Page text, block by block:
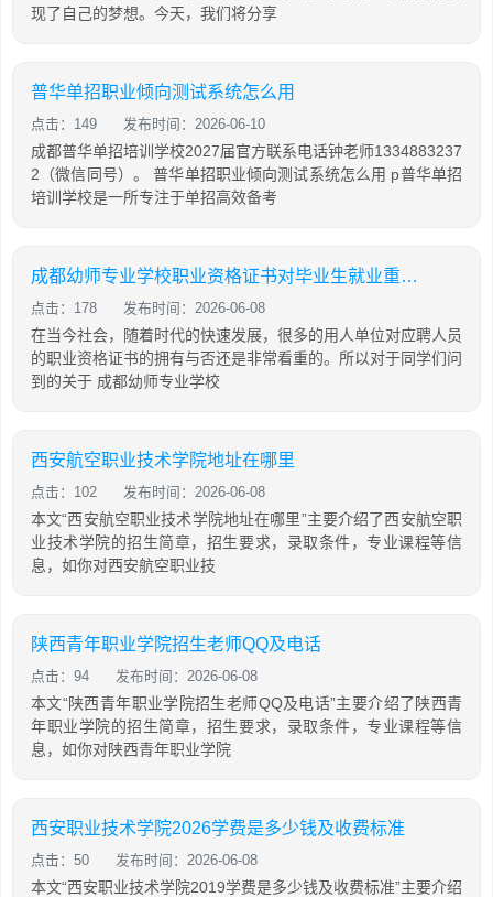
现了自己的梦想。今天，我们将分享
普华单招职业倾向测试系统怎么用
点击：149 发布时间：2026-06-10
成都普华单招培训学校2027届官方联系电话钟老师1334883237
2（微信同号）。 普华单招职业倾向测试系统怎么用 p普华单招
培训学校是一所专注于单招高效备考
成都幼师专业学校职业资格证书对毕业生就业重要吗
点击：178 发布时间：2026-06-08
在当今社会，随着时代的快速发展，很多的用人单位对应聘人员
的职业资格证书的拥有与否还是非常看重的。所以对于同学们问
到的关于 成都幼师专业学校
西安航空职业技术学院地址在哪里
点击：102 发布时间：2026-06-08
本文“西安航空职业技术学院地址在哪里”主要介绍了西安航空职
业技术学院的招生简章，招生要求，录取条件，专业课程等信
息，如你对西安航空职业技
陕西青年职业学院招生老师QQ及电话
点击：94 发布时间：2026-06-08
本文“陕西青年职业学院招生老师QQ及电话”主要介绍了陕西青
年职业学院的招生简章，招生要求，录取条件，专业课程等信
息，如你对陕西青年职业学院
西安职业技术学院2026学费是多少钱及收费标准
点击：50 发布时间：2026-06-08
本文“西安职业技术学院2019学费是多少钱及收费标准”主要介绍